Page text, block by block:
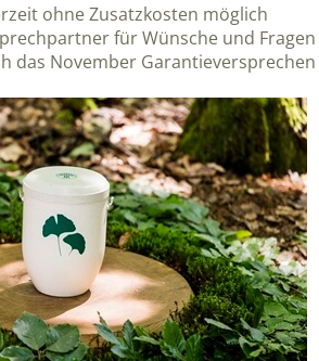
ohne Zusatzkosten möglich
für Wünsche und Fragen
das November Garantieversprechen